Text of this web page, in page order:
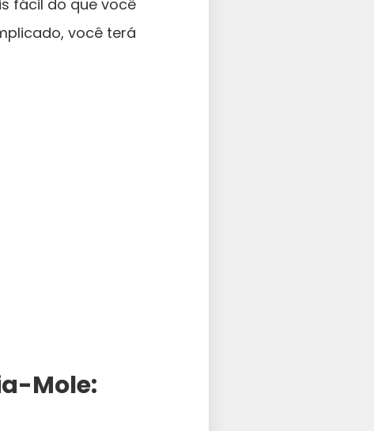
fácil do que você
você terá
Mole: